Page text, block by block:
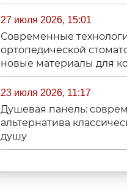
27 июля 2026, 15:01
Современные
ортопедической
новые материалы для
23 июля 2026, 11:17
Душевая панель:
альтернатива
душу